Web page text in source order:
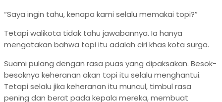
“Saya ingin tahu, kenapa kami selalu memakai topi?”
Tetapi walikota tidak tahu jawabannya. Ia hanya
mengatakan bahwa topi itu adalah ciri khas kota surga.
Suami pulang dengan rasa puas yang dipaksakan. Besok-
besoknya keheranan akan topi itu selalu menghantui.
Tetapi selalu jika keheranan itu muncul, timbul rasa
pening dan berat pada kepala mereka, membuat